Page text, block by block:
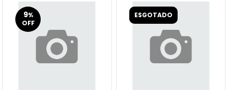
9%
OFF
ESGOTADO